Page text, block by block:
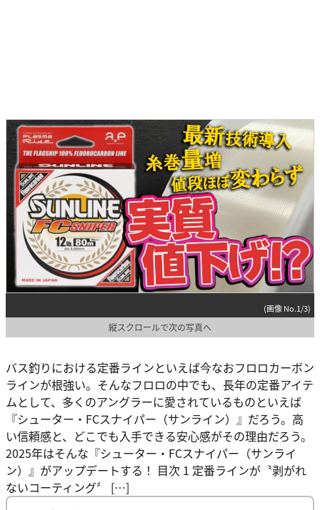
(画像 No.1/3)
縦スクロールで次の写真へ
バス釣りにおける定番ラインといえば今なおフロロカーボン
ラインが根強い。そんなフロロの中でも、長年の定番アイテ
ムとして、多くのアングラーに愛されているものといえば
『シューター・FCスナイパー（サンライン）』だろう。高
い信頼感と、どこでも入手できる安心感がその理由だろう。
2025年はそんな『シューター・FCスナイパー（サンライ
ン）』がアップデートする！ 目次 1 定番ラインが〝剥がれ
ないコーティング〞 […]